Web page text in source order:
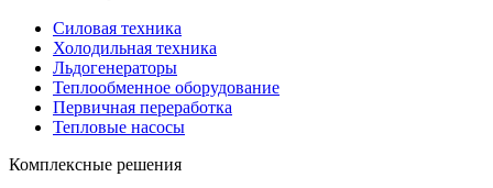
Силовая техника
Холодильная техника
Льдогенераторы
Теплообменное оборудование
Первичная переработка
Тепловые насосы
Комплексные решения